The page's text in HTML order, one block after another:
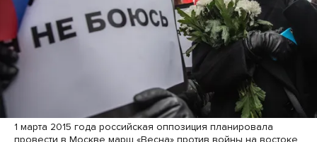
1 марта 2015 года российская оппозиция планировала
провести в Москве марш «Весна» против войны на востоке